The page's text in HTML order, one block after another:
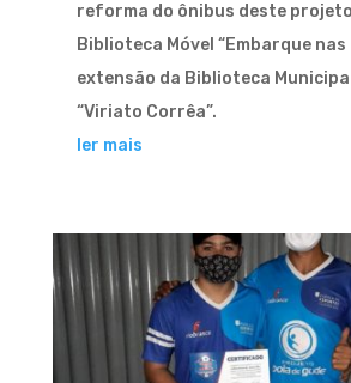
reforma do ônibus deste
Biblioteca Móvel “Embarque
extensão da Biblioteca
“Viriato Corrêa”.
ler mais